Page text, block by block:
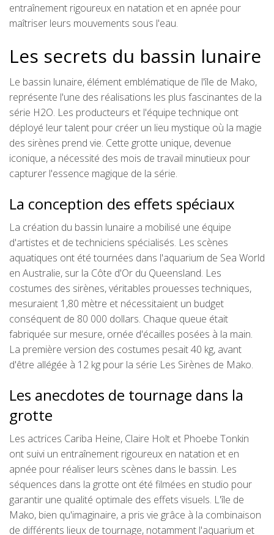
entraînement rigoureux en natation et en apnée pour
maîtriser leurs mouvements sous l'eau.
Les secrets du bassin lunaire
Le bassin lunaire, élément emblématique de l'île de Mako,
représente l'une des réalisations les plus fascinantes de la
série H2O. Les producteurs et l'équipe technique ont
déployé leur talent pour créer un lieu mystique où la magie
des sirènes prend vie. Cette grotte unique, devenue
iconique, a nécessité des mois de travail minutieux pour
capturer l'essence magique de la série.
La conception des effets spéciaux
La création du bassin lunaire a mobilisé une équipe
d'artistes et de techniciens spécialisés. Les scènes
aquatiques ont été tournées dans l'aquarium de Sea World
en Australie, sur la Côte d'Or du Queensland. Les
costumes des sirènes, véritables prouesses techniques,
mesuraient 1,80 mètre et nécessitaient un budget
conséquent de 80 000 dollars. Chaque queue était
fabriquée sur mesure, ornée d'écailles posées à la main.
La première version des costumes pesait 40 kg, avant
d'être allégée à 12 kg pour la série Les Sirènes de Mako.
Les anecdotes de tournage dans la
grotte
Les actrices Cariba Heine, Claire Holt et Phoebe Tonkin
ont suivi un entraînement rigoureux en natation et en
apnée pour réaliser leurs scènes dans le bassin. Les
séquences dans la grotte ont été filmées en studio pour
garantir une qualité optimale des effets visuels. L'île de
Mako, bien qu'imaginaire, a pris vie grâce à la combinaison
de différents lieux de tournage, notamment l'aquarium et